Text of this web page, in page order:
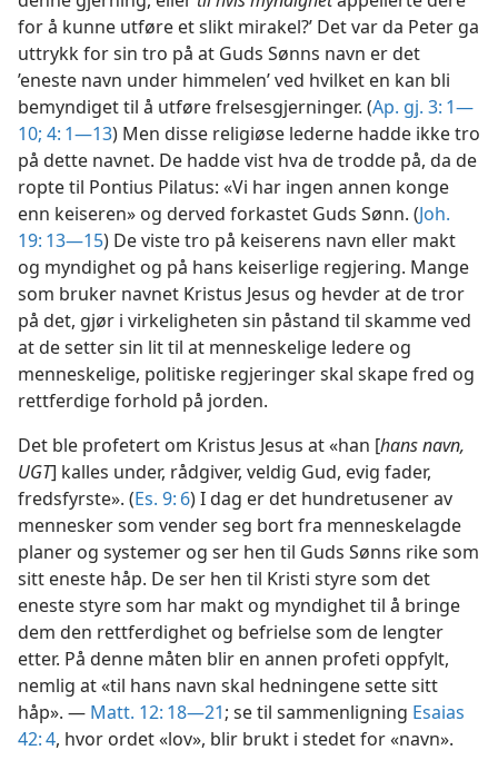
for å kunne utføre et slikt mirakel?’ Det var da Peter ga
uttrykk for sin tro på at Guds Sønns navn er det
’eneste navn under himmelen’ ved hvilket en kan bli
bemyndiget til å utføre frelsesgjerninger. (Ap. gj. 3: 1—
10; 4: 1—13) Men disse religiøse lederne hadde ikke tro
på dette navnet. De hadde vist hva de trodde på, da de
ropte til Pontius Pilatus: «Vi har ingen annen konge
enn keiseren» og derved forkastet Guds Sønn. (Joh.
19: 13—15) De viste tro på keiserens navn eller makt
og myndighet og på hans keiserlige regjering. Mange
som bruker navnet Kristus Jesus og hevder at de tror
på det, gjør i virkeligheten sin påstand til skamme ved
at de setter sin lit til at menneskelige ledere og
menneskelige, politiske regjeringer skal skape fred og
rettferdige forhold på jorden.
Det ble profetert om Kristus Jesus at «han [hans navn,
UGT] kalles under, rådgiver, veldig Gud, evig fader,
fredsfyrste». (Es. 9: 6) I dag er det hundretusener av
mennesker som vender seg bort fra menneskelagde
planer og systemer og ser hen til Guds Sønns rike som
sitt eneste håp. De ser hen til Kristi styre som det
eneste styre som har makt og myndighet til å bringe
dem den rettferdighet og befrielse som de lengter
etter. På denne måten blir en annen profeti oppfylt,
nemlig at «til hans navn skal hedningene sette sitt
håp». — Matt. 12: 18—21; se til sammenligning Esaias
42: 4, hvor ordet «lov», blir brukt i stedet for «navn».